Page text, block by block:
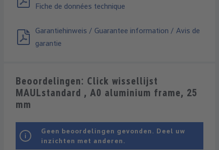
Fiche de données technique
Garantiehinweis / Guarantee information / Avis de
garantie
Beoordelingen: Click wissellijst
MAULstandard , A0 aluminium frame, 25
mm
Geen beoordelingen gevonden. Deel uw
inzichten met anderen.